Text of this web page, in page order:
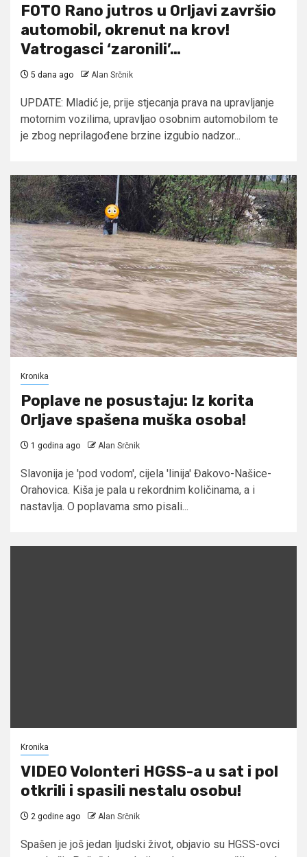
FOTO Rano jutros u Orljavi završio
automobil, okrenut na krov!
Vatrogasci ‘zaronili’…
5 dana ago Alan Srčnik
UPDATE: Mladić je, prije stjecanja prava na upravljanje
motornim vozilima, upravljao osobnim automobilom te
je zbog neprilagođene brzine izgubio nadzor...
Kronika
Poplave ne posustaju: Iz korita
Orljave spašena muška osoba!
1 godina ago Alan Srčnik
Slavonija je 'pod vodom', cijela 'linija' Đakovo-Našice-
Orahovica. Kiša je pala u rekordnim količinama, a i
nastavlja. O poplavama smo pisali...
Kronika
VIDEO Volonteri HGSS-a u sat i pol
otkrili i spasili nestalu osobu!
2 godine ago Alan Srčnik
Spašen je još jedan ljudski život, objavio su HGSS-ovci